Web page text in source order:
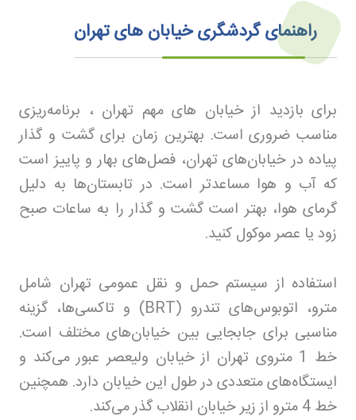
راهنمای گردشگری خیابان‌ های تهران
برای بازدید از خیابان های مهم تهران ، برنامه‌ریزی
مناسب ضروری است. بهترین زمان برای گشت و گذار
پیاده در خیابان‌های تهران، فصل‌های بهار و پاییز است
که آب و هوا مساعدتر است. در تابستان‌ها به دلیل
گرمای هوا، بهتر است گشت و گذار را به ساعات صبح
زود یا عصر موکول کنید.
استفاده از سیستم حمل و نقل عمومی تهران شامل
مترو، اتوبوس‌های تندرو (BRT)
و تاکسی‌ها، گزینه
مناسبی برای جابجایی بین خیابان‌های مختلف است.
خط 1 متروی تهران از خیابان ولیعصر عبور می‌کند و
ایستگاه‌های متعددی در طول این خیابان دارد. همچنین
خط 4 مترو از زیر خیابان انقلاب گذر می‌کند
.